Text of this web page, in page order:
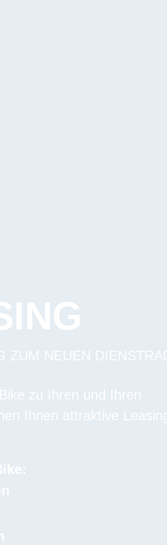
ZUM NEUEN
zu Ihren und Ihren
Ihnen attraktive